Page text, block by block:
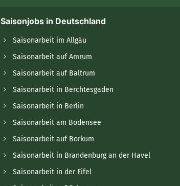
Saisonjobs in Deutschland
Saisonarbeit im Allgäu
Saisonarbeit auf Amrum
Saisonarbeit auf Baltrum
Saisonarbeit in Berchtesgaden
Saisonarbeit in Berlin
Saisonarbeit am Bodensee
Saisonarbeit auf Borkum
Saisonarbeit in Brandenburg an der Havel
Saisonarbeit in der Eifel